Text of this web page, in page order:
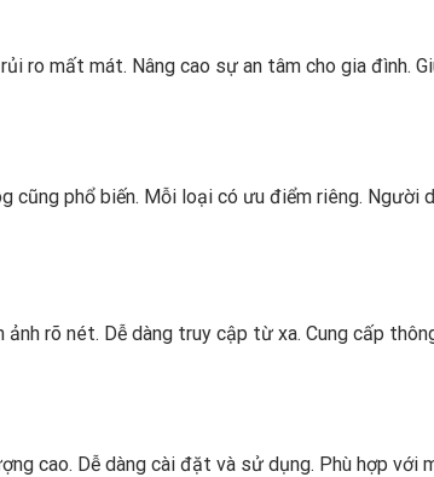
ro mất mát. Nâng cao sự an tâm cho gia đình.
cũng phổ biến. Mỗi loại có ưu điểm riêng. Người
rõ nét. Dễ dàng truy cập từ xa. Cung cấp
cao. Dễ dàng cài đặt và sử dụng. Phù hợp với